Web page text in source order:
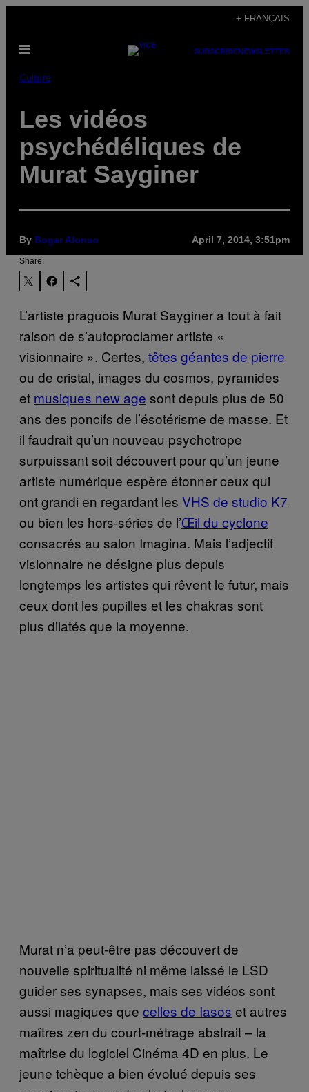
content
+ FRANÇAIS
Open
SUBSCRIBENEWSLETTER
Culture
Les vidéos
psychédéliques de
Murat Sayginer
By Bogar Alonso April 7, 2014, 3:51pm
Share:
L’artiste praguois Murat Sayginer a tout à fait
raison de s’autoproclamer artiste «
visionnaire ». Certes, têtes géantes de pierre
ou de cristal, images du cosmos, pyramides
et musiques new age sont depuis plus de 50
ans des poncifs de l’ésotérisme de masse. Et
il faudrait qu’un nouveau psychotrope
surpuissant soit découvert pour qu’un jeune
artiste numérique espère étonner ceux qui
ont grandi en regardant les VHS de studio K7
ou bien les hors-séries de l’Œil du cyclone
consacrés au salon Imagina. Mais l’adjectif
visionnaire ne désigne plus depuis
longtemps les artistes qui rêvent le futur, mais
ceux dont les pupilles et les chakras sont
plus dilatés que la moyenne.
Murat n’a peut-être pas découvert de
nouvelle spiritualité ni même laissé le LSD
guider ses synapses, mais ses vidéos sont
aussi magiques que celles de Iasos et autres
maîtres zen du court-métrage abstrait – la
maîtrise du logiciel Cinéma 4D en plus. Le
jeune tchèque a bien évolué depuis ses